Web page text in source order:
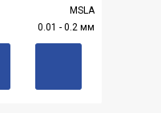
MSLA
0.01 - 0.2 мм